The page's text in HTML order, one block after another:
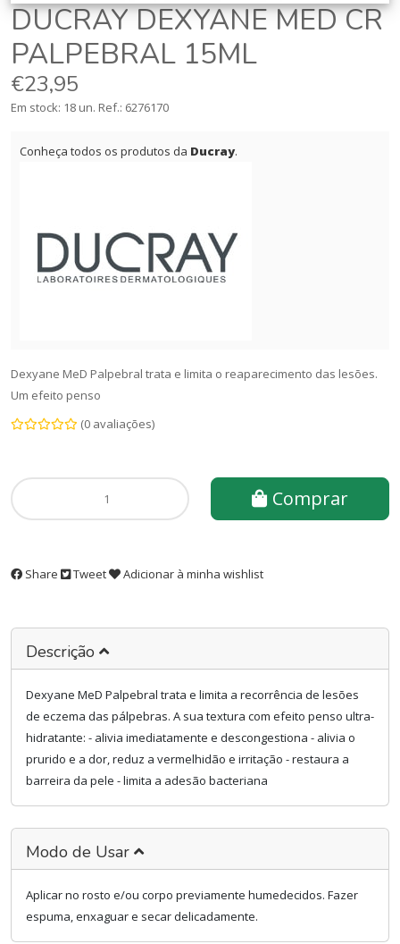
DUCRAY DEXYANE MED CR
PALPEBRAL 15ML
€23,95
Em stock: 18 un. Ref.: 6276170
Conheça todos os produtos da Ducray.
Dexyane MeD Palpebral trata e limita o reaparecimento das lesões.
Um efeito penso
(0 avaliações)
Comprar
Share Tweet Adicionar à minha wishlist
Descrição
Dexyane MeD Palpebral trata e limita a recorrência de lesões
de eczema das pálpebras. A sua textura com efeito penso ultra-
hidratante: - alivia imediatamente e descongestiona - alivia o
prurido e a dor, reduz a vermelhidão e irritação - restaura a
barreira da pele - limita a adesão bacteriana
Modo de Usar
Aplicar no rosto e/ou corpo previamente humedecidos. Fazer
espuma, enxaguar e secar delicadamente.